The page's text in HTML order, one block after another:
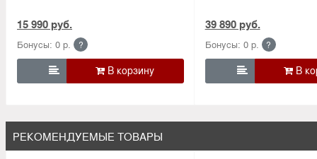
15 990 руб.
Бонусы: 0 р. ?

39 890 руб.
Бонусы: 0 р. ?

РЕКОМЕНДУЕМЫЕ ТОВАРЫ